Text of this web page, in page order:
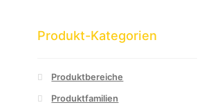
Produkt-Kategorien
Produktbereiche
Produktfamilien